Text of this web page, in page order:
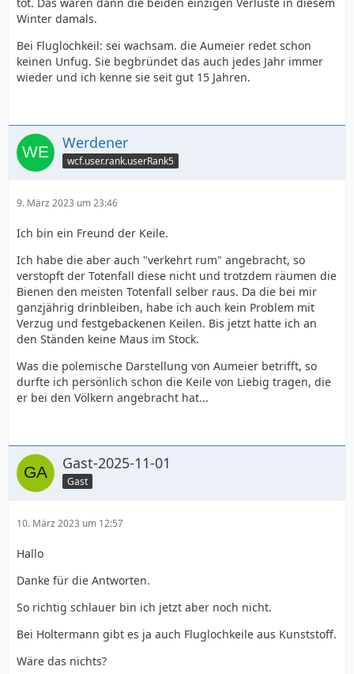
Winter damals.
Bei Fluglochkeil: sei wachsam. die Aumeier redet schon
keinen Unfug. Sie begbründet das auch jedes Jahr immer
wieder und ich kenne sie seit gut 15 Jahren.
Werdener
wcf.user.rank.userRank5
9. März 2023 um 23:46
Ich bin ein Freund der Keile.
Ich habe die aber auch "verkehrt rum" angebracht, so
verstopft der Totenfall diese nicht und trotzdem räumen die
Bienen den meisten Totenfall selber raus. Da die bei mir
ganzjährig drinbleiben, habe ich auch kein Problem mit
Verzug und festgebackenen Keilen. Bis jetzt hatte ich an
den Ständen keine Maus im Stock.
Was die polemische Darstellung von Aumeier betrifft, so
durfte ich persönlich schon die Keile von Liebig tragen, die
er bei den Völkern angebracht hat...
Gast-2025-11-01
Gast
10. März 2023 um 12:57
Hallo
Danke für die Antworten.
So richtig schlauer bin ich jetzt aber noch nicht.
Bei Holtermann gibt es ja auch Fluglochkeile aus Kunststoff.
Wäre das nichts?